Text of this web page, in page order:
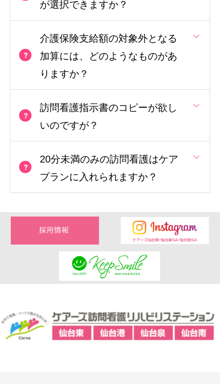
が選択できますか？
介護保険支給額の対象外となる
加算には、どのようなものがあ
りますか？
訪問看護指示書のコピーが欲し
いのですが？
20分未満のみの訪問看護はケア
プランに入れられますか？